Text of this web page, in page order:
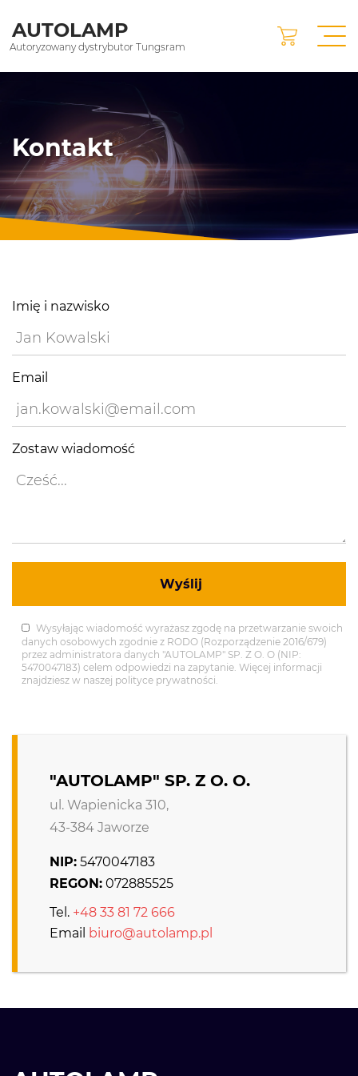
AUTOLAMP
Autoryzowany dystrybutor Tungsram
Kontakt
Cztaj
Imię i nazwisko
Email
Zostaw wiadomość
Wysyłając wiadomość wyrażasz zgodę na przetwarzanie swoich
danych osobowych zgodnie z RODO (Rozporządzenie 2016/679)
przez administratora danych "AUTOLAMP" SP. Z O. O (NIP:
5470047183) celem odpowiedzi na zapytanie. Więcej informacji
znajdziesz w naszej polityce prywatności.
"AUTOLAMP" SP. Z O. O.
ul. Wapienicka 310,
43-384 Jaworze
NIP: 5470047183
REGON: 072885525
Tel. +48 33 81 72 666
Email biuro@autolamp.pl